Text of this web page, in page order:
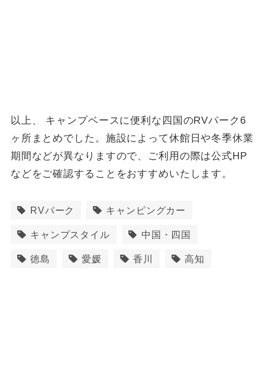
以上、 キャンプベースに便利な四国のRVパーク6
ヶ所まとめでした。施設によって休館日や冬季休業
期間などが異なりますので、ご利用の際は公式HP
などをご確認することをおすすめいたします。
RVパーク キャンピングカー
キャンプスタイル 中国・四国
徳島 愛媛 香川 高知